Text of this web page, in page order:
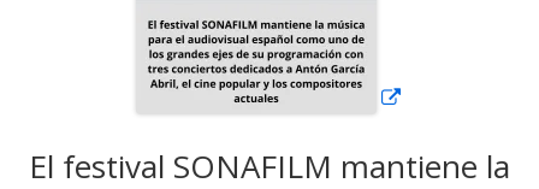
El festival SONAFILM mantiene la